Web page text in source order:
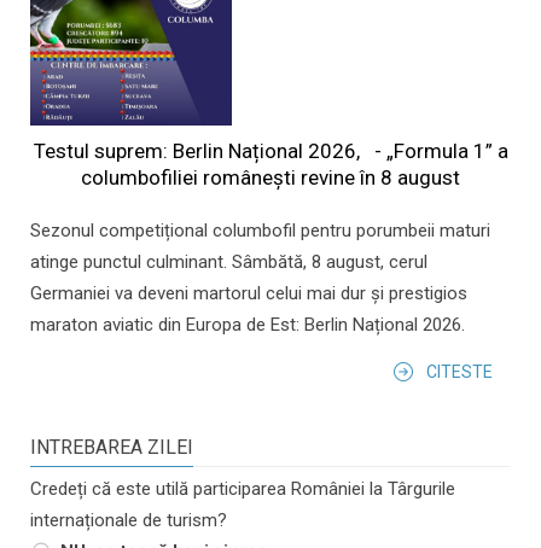
Testul suprem: Berlin Național 2026, - „Formula 1” a
columbofiliei româneşti revine în 8 august
Sezonul competițional columbofil pentru porumbeii maturi
atinge punctul culminant. Sâmbătă, 8 august, cerul
Germaniei va deveni martorul celui mai dur și prestigios
maraton aviatic din Europa de Est: Berlin Național 2026.
CITESTE
INTREBAREA ZILEI
Credeți că este utilă participarea României la Târgurile
internaționale de turism?